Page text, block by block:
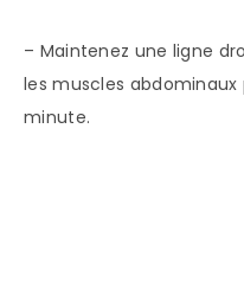
– Maintenez une ligne
les muscles abdominaux
minute.